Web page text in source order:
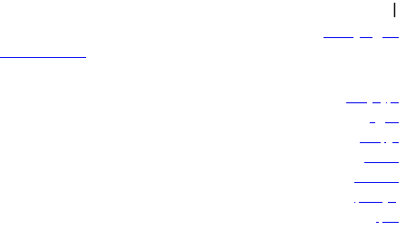
|
الشروط والأحكام
600 544 445
حجز الرحلات
العروض
الوجهات
الأمتعة
المساعدة
إدارة الحجز
الأخبار